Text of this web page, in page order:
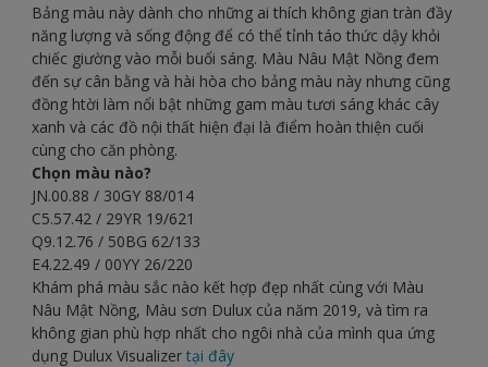
Bảng màu này dành cho những ai thích không gian tràn đầy
năng lượng và sống động để có thể tỉnh táo thức dậy khỏi
chiếc giường vào mỗi buổi sáng. Màu Nâu Mật Nồng đem
đến sự cân bằng và hài hòa cho bảng màu này nhưng cũng
đồng htời làm nổi bật những gam màu tươi sáng khác cây
xanh và các đồ nội thất hiện đại là điểm hoàn thiện cuối
cùng cho căn phòng.
Chọn màu nào?
JN.00.88 / 30GY 88/014
C5.57.42 / 29YR 19/621
Q9.12.76 / 50BG 62/133
E4.22.49 / 00YY 26/220
Khám phá màu sắc nào kết hợp đẹp nhất cùng với Màu
Nâu Mật Nồng, Màu sơn Dulux của năm 2019, và tìm ra
không gian phù hợp nhất cho ngôi nhà của mình qua ứng
dụng Dulux Visualizer tại đây